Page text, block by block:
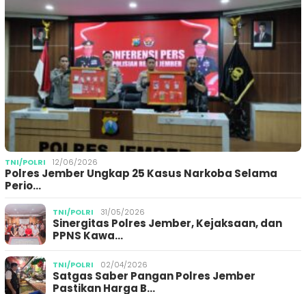
TNI/POLRI 12/06/2026
Polres Jember Ungkap 25 Kasus Narkoba Selama
Perio…
TNI/POLRI 31/05/2026
Sinergitas Polres Jember, Kejaksaan, dan
PPNS Kawa…
TNI/POLRI 02/04/2026
Satgas Saber Pangan Polres Jember
Pastikan Harga B…